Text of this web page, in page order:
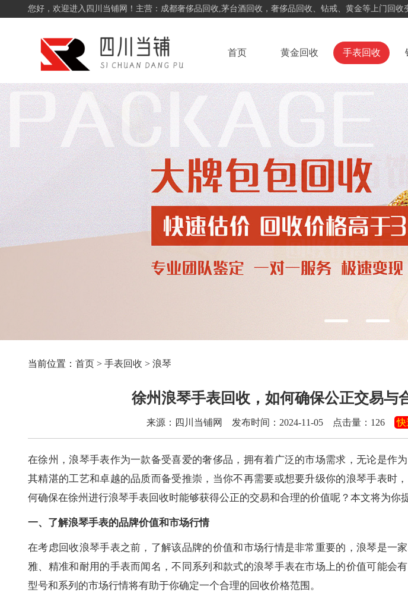
您好，欢迎进入四川当铺网！主营：成都奢侈品回收,茅台酒回收，奢侈品回收、钻戒、黄金等上门回收
首页 黄金回收 手表回收
当前位置： 首页 > 手表回收 > 浪琴
徐州浪琴手表回收，如何确保公正交易与
来源：四川当铺网 发布时间：2024-11-05 点击量： 126 快
在徐州，浪琴手表作为一款备受喜爱的奢侈品，拥有着广泛的市场需求，无论是作
其精湛的工艺和卓越的品质而备受推崇，当你不再需要或想要升级你的浪琴手表时
何确保在徐州进行浪琴手表回收时能够获得公正的交易和合理的价值呢？本文将为你
一、了解浪琴手表的品牌价值和市场行情
在考虑回收浪琴手表之前，了解该品牌的价值和市场行情是非常重要的，浪琴是一
雅、精准和耐用的手表而闻名，不同系列和款式的浪琴手表在市场上的价值可能会
型号和系列的市场行情将有助于你确定一个合理的回收价格范围。